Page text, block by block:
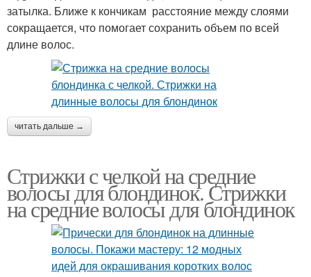
затылка. Ближе к кончикам расстояние между слоями
сокращается, что помогает сохранить объем по всей
длине волос.
читать дальше →
Стрижки с челкой на средние
волосы для блондинок. Стрижки
на средние волосы для блондинок